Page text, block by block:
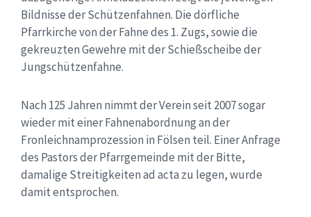
Bildnisse der Schützenfahnen. Die dörfliche
Pfarrkirche von der Fahne des 1. Zugs, sowie die
gekreuzten Gewehre mit der Schießscheibe der
Jungschützenfahne.
Nach 125 Jahren nimmt der Verein seit 2007 sogar
wieder mit einer Fahnenabordnung an der
Fronleichnamprozession in Fölsen teil. Einer Anfrage
des Pastors der Pfarrgemeinde mit der Bitte,
damalige Streitigkeiten ad acta zu legen, wurde
damit entsprochen.